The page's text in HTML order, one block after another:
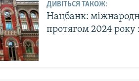
ДИВІТЬСЯ ТАКОЖ:
Нацбанк:
протягом 2024 року